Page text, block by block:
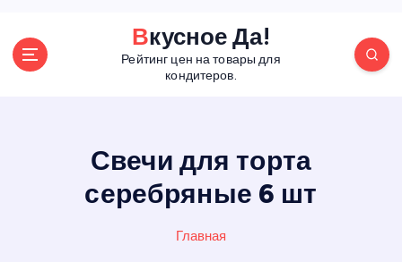
Вкусное Да!
Рейтинг цен на товары для
кондитеров.
Свечи для торта
серебряные 6 шт
Главная